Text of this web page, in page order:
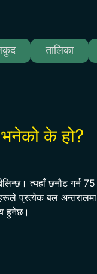
तालिका
के हो?
त्यहाँ छनौट गर्न
प्रत्येक बल
हुनेछ।